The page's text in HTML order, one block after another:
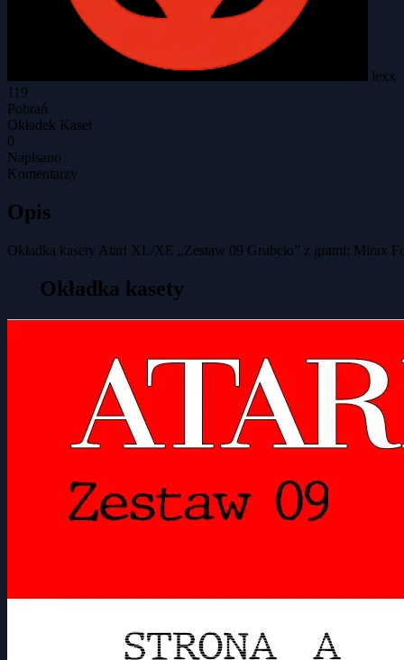
lexx
119
Pobrań
Okładek Kaset
0
Napisano
Komentarzy
Opis
Okładka kasety Atari XL/XE „Zestaw 09 Grubcio” z grami: Mirax
Okładka kasety